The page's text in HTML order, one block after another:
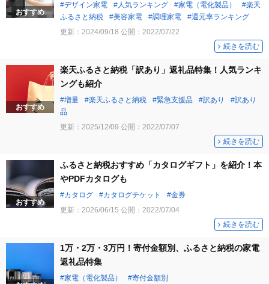
デザイン家電 人気ランキング 家電（電化製品）
楽天
ふるさと納税
美容家電 調理家電
還元率ランキング
更新： 2024/09/18 公開： 2022/07/22
続きを読む
おすすめ
楽天ふるさと納税「訳あり」返礼品特集！人気ランキ
ングも紹介
増量 楽天ふるさと納税 緊急支援品 訳あり
訳あり
品
更新： 2025/12/09 公開： 2022/07/07
続きを読む
おすすめ
ふるさと納税おすすめ「カタログギフト」を紹介！本
やPDFカタログも
カタログ カタログチケット
金券
更新： 2026/06/15 公開： 2022/07/04
続きを読む
おすすめ
1万・2万・3万円！寄付金額別、ふるさと納税の家電
返礼品特集
家電（電化製品）
寄付金額別